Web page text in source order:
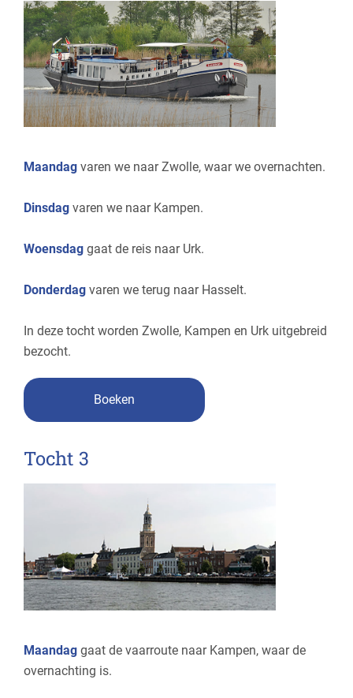
Maandag varen we naar Zwolle, waar we overnachten.
Dinsdag varen we naar Kampen.
Woensdag gaat de reis naar Urk.
Donderdag varen we terug naar Hasselt.
In deze tocht worden Zwolle, Kampen en Urk uitgebreid
bezocht.
Boeken
Tocht 3
Maandag gaat de vaarroute naar Kampen, waar de
overnachting is.